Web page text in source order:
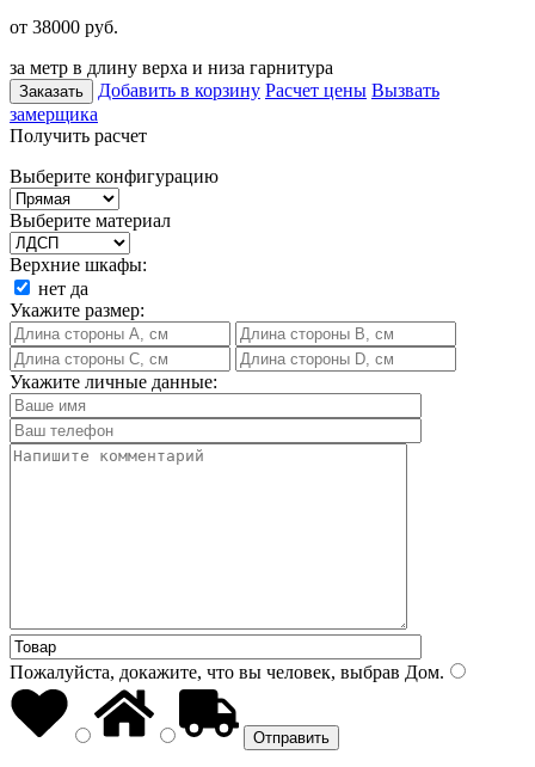
от 38000 руб.
за метр в длину верха и низа гарнитура
Заказать Добавить в корзину Расчет цены Вызвать
замерщика
Получить расчет
Выберите конфигурацию
Выберите материал
Верхние шкафы:
нет да
Укажите размер:
Укажите личные данные:
Пожалуйста, докажите, что вы человек, выбрав Дом.